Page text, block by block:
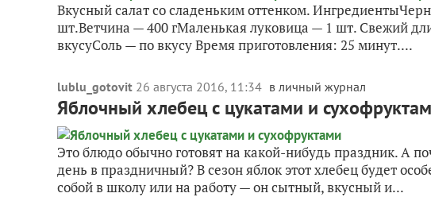
Вкусный салат со сладеньким оттенком.
шт.Ветчина — 400 гМаленькая луковица — 1 шт. Свежий
вкусуСоль — по вкусу Время приготовления: 25 минут....
lublu_gotovit 26 августа 2016, 11:34 в личный журнал
Яблочный хлебец с цукатами и
Это блюдо обычно готовят на какой-нибудь праздник. А
день в праздничный? В сезон яблок этот хлебец будет
собой в школу или на работу — он сытный, вкусный и...